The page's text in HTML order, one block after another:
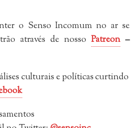
o Senso Incomum no ar se
através de nosso Patreon–
culturais e políticas curtindo